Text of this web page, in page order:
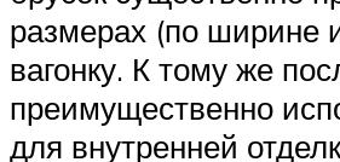
размерах (по ширине
вагонку. К тому же
преимущественно
для внутренней